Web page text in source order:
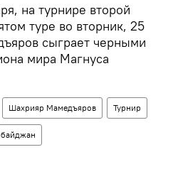
на турнире второй
туре во вторник, 25
сыграет черными
мира Магнуса
Шахрияр Мамедъяров Турнир